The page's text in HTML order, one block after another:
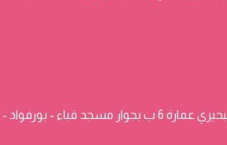
عنوان المحل : مساكن البحيري عمارة 6 ب بجوار مسجد قباء - بورفواد -